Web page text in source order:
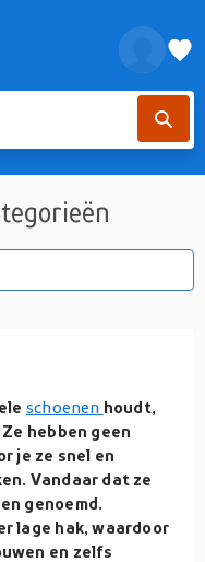
schoenen houdt,
hebben geen
je ze snel en
Vandaar dat ze
genoemd.
lage hak, waardoor
en zelfs